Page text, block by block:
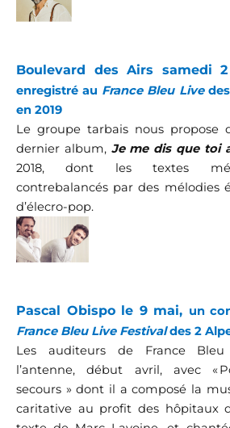
Boulevard des Airs samedi
enregistré au France Bleu Livedes
en 2019
Le groupe tarbais nous propose
dernier album, Je me dis que toi
2018, dont les textes
contrebalancés par des mélodies
d’élecro-pop.
Pascal Obispo le 9 mai, un
France Bleu Live Festivaldes 2
Les auditeurs de France
l’antenne, début avril, avec «
secours » dont il a composé la
caritative au profit des hôpitaux